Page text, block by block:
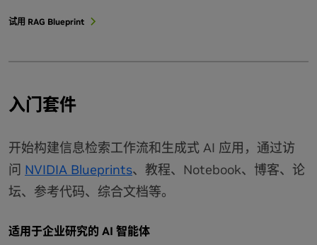
试用 RAG Blueprint
入门套件
开始构建信息检索工作流和生成式 AI 应用，通过访
问 NVIDIA Blueprints、教程、Notebook、博客、论
坛、参考代码、综合文档等。
适用于企业研究的 AI 智能体